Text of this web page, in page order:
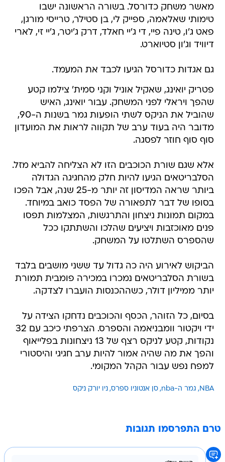
מאשר משחק כדורסל. בשורה הראשונה ישבו
טימותי שאלאמה, ספייק לי, בן סטילר, טרייסי מורגן,
פאט ג'ו, טינה פיי, די ג'יי חאלד, דרק ג'יטר, ג'יי זי, לארי
דיוויד וג'ון סטיוארט.
גם אגדות כדורסל הגיעו לכבד את המעמד.
פטריק יואינג, שאקיל אוניל וקני סמית' צילמו קטע
שהפך ויראלי לפני המשחק. עבור יואינג, האיש
שהוביל את הניקס לשתי הופעות גמר בשנות ה-90,
מדובר היה בעוד ערב של תקווה לראות את המועדון
סוף סוף חוזר לפסגה.
אלא שגם שורת הכוכבים הזו לא הצליחה להביא מזל.
הסלבריטאים הגיעו להיות חלק מהחגיגה הגדולה
ביותר שראה המדיסון זה יותר מ-25 שנה, אבל הפכו
בסופו של דבר לתפאורה של הפסד כואב במיוחד.
במקום תמונות ניצחון והתרגשות, המצלמות תפסו
פנים מאוכזבות ויציעים שהלכו והשתתקו ככל
שהספרס השתלטו על המשחק.
הביקוש לאירוע היה כה גדול עד ששני מושבים בלבד
בשורת הסלבריטאים נמכרו במכירה פומבית תמורת
יותר ממיליון דולר, כשההכנסות הועברו לצדקה.
בסיום, כל הזוהר, הכסף והכוכבים נדחקו הצידה על
ידי ויקטור וומבניאמה והספרס. הצרפתי כיכב עם 32
נקודות, קטע לניקס רצף של 13 ניצחונות בפלייאוף
והפך את מה שהיה אמור להיות ערב חגיגי והיסטורי
למפח נפש עבור הקהל המקומי.
NBA גמר ה-nba סן אנטוניו ספרס ניו יורק ניקס
טרם התפרסמו תגובות